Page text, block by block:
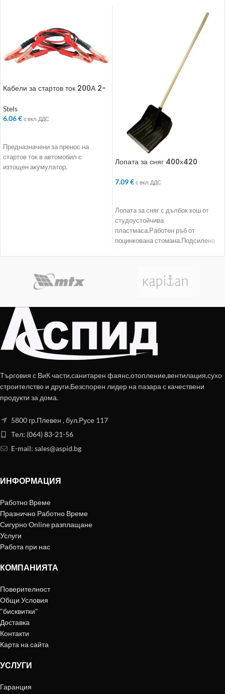
Кабели за стартов ток 200А 2-
Stels
6.06€ с вкл. ДДС
Предназначени за пренос на
стартов ток в автомобил с
изтощен акумулатор.
Лопата за сняг 400х420
7.09€ с вкл. ДДС
Лопата за сняг с дълбок кош от
студоустойчива
пластмаса.Работен ръб от
поцинкована стомана.Подсилена
Търговия с ВиК части,санитарен фаянс,отопление,вентилация,сухо
строителство и други.Безспорен лидер на пазара с качествени
продукти за дома.
5800 гр.Плевен , бул.Русе 117
Тел: (064) 83-21-56
E-mail: sales@aspid.bg
ИНФОРМАЦИЯ
Работно Време
Празнично Работно Време
Сигурно Online разплащане
Услуги
Работа при нас
КОМПАНИЯТА
Поверителност
Общи Условия
"бисквитки"
Доставка
Контакти
Карта на сайта
УСЛУГИ
Гаранция